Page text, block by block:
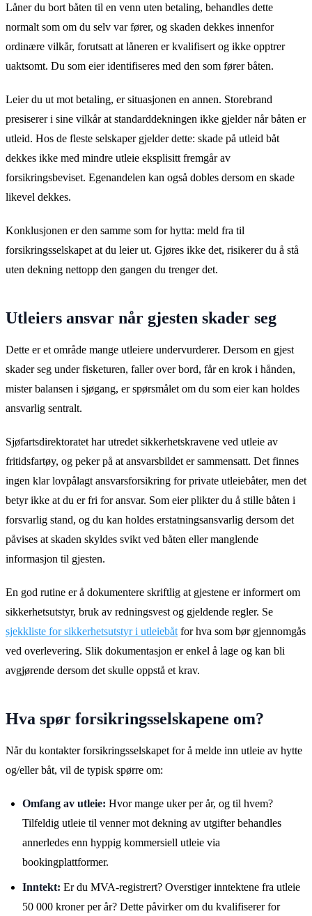
Låner du bort båten til en venn uten betaling, behandles dette
normalt som om du selv var fører, og skaden dekkes innenfor
ordinære vilkår, forutsatt at låneren er kvalifisert og ikke opptrer
uaktsomt. Du som eier identifiseres med den som fører båten.
Leier du ut mot betaling, er situasjonen en annen. Storebrand
presiserer i sine vilkår at standarddekningen ikke gjelder når båten er
utleid. Hos de fleste selskaper gjelder dette: skade på utleid båt
dekkes ikke med mindre utleie eksplisitt fremgår av
forsikringsbeviset. Egenandelen kan også dobles dersom en skade
likevel dekkes.
Konklusjonen er den samme som for hytta: meld fra til
forsikringsselskapet at du leier ut. Gjøres ikke det, risikerer du å stå
uten dekning nettopp den gangen du trenger det.
Utleiers ansvar når gjesten skader seg
Dette er et område mange utleiere undervurderer. Dersom en gjest
skader seg under fisketuren, faller over bord, får en krok i hånden,
mister balansen i sjøgang, er spørsmålet om du som eier kan holdes
ansvarlig sentralt.
Sjøfartsdirektoratet har utredet sikkerhetskravene ved utleie av
fritidsfartøy, og peker på at ansvarsbildet er sammensatt. Det finnes
ingen klar lovpålagt ansvarsforsikring for private utleiebåter, men det
betyr ikke at du er fri for ansvar. Som eier plikter du å stille båten i
forsvarlig stand, og du kan holdes erstatningsansvarlig dersom det
påvises at skaden skyldes svikt ved båten eller manglende
informasjon til gjesten.
En god rutine er å dokumentere skriftlig at gjestene er informert om
sikkerhetsutstyr, bruk av redningsvest og gjeldende regler. Se
sjekkliste for sikkerhetsutstyr i utleiebåt for hva som bør gjennomgås
ved overlevering. Slik dokumentasjon er enkel å lage og kan bli
avgjørende dersom det skulle oppstå et krav.
Hva spør forsikringsselskapene om?
Når du kontakter forsikringsselskapet for å melde inn utleie av hytte
og/eller båt, vil de typisk spørre om:
Omfang av utleie: Hvor mange uker per år, og til hvem?
Tilfeldig utleie til venner mot dekning av utgifter behandles
annerledes enn hyppig kommersiell utleie via
bookingplattformer.
Inntekt: Er du MVA-registrert? Overstiger inntektene fra utleie
50 000 kroner per år? Dette påvirker om du kvalifiserer for